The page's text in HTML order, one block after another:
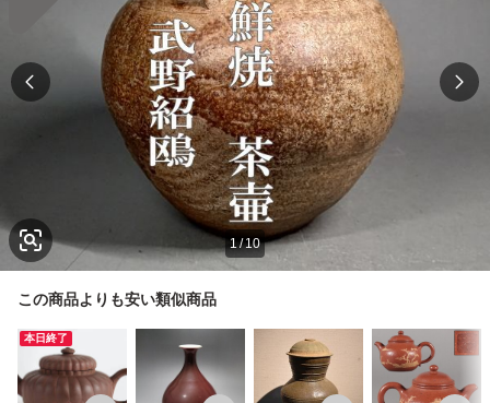
1/10
この商品よりも安い類似商品
本日終了